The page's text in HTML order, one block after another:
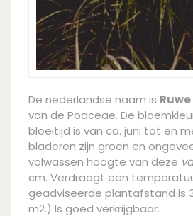
De nederlandse naam is
van de Poaceae. De
bloeitijd is van ca. juni tot en
bladeren zijn groen en
volwassen hoogte van deze
cm. Verdraagt een
geadviseerde plantafstand is
m2.) Is goed verkrijgbaar.